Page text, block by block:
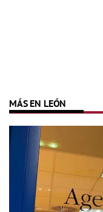
MÁS EN LEÓN